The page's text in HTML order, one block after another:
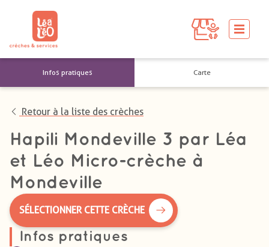
Infos pratiques Carte
Infos pratiques
SÉLECTIONNER CETTE CRÈCHE
Retour à la liste des crèches
Hapili Mondeville 3 par Léa
et Léo Micro-crèche à
Mondeville